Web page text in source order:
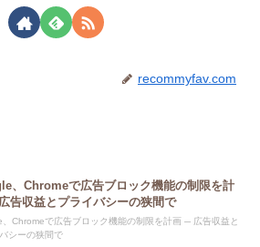
recommyfav.com
、Chromeで広告ブロック機能の制限を計
告収益とプライバシーの狭間で
Chromeで広告ブロック機能の制限を計画 ─ 広告収益と
シーの狭間で